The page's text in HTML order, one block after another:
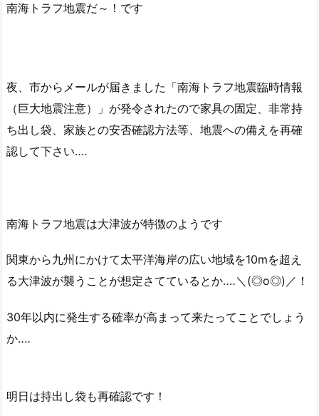
南海トラフ地震だ～！です
夜、市からメールが届きました「南海トラフ地震臨時情報
（巨大地震注意）」が発令されたので家具の固定、非常持
ち出し袋、家族との安否確認方法等、地震への備えを再確
認して下さい‥‥
南海トラフ地震は大津波が特徴のようです
関東から九州にかけて太平洋海岸の広い地域を10mを超え
る大津波が襲うことが想定さてているとか‥‥＼(◎o◎)／！
30年以内に発生する確率が高まって来たってことでしょう
か‥‥
明日は持出し袋も再確認です！